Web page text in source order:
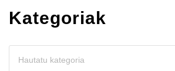
Kategoriak